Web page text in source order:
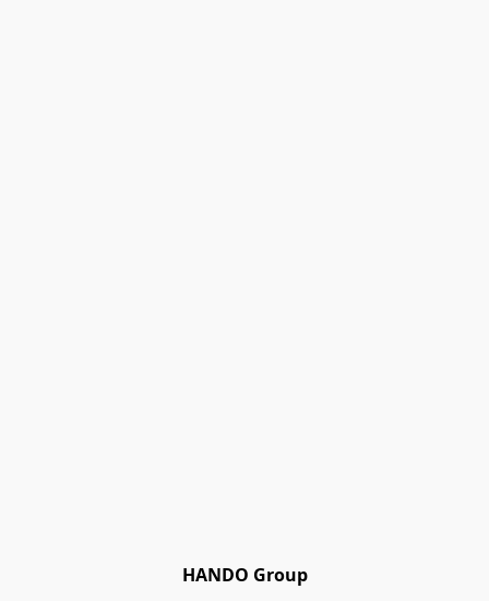
HANDO Group